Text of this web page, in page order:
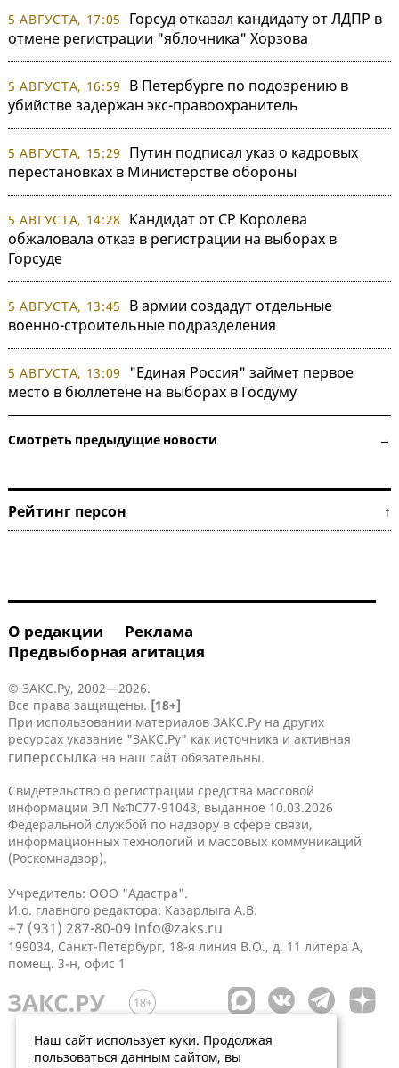
5 АВГУСТА, 17:05
Горсуд отказал кандидату от ЛДПР в
отмене регистрации "яблочника" Хорзова
5 АВГУСТА, 16:59
В Петербурге по подозрению в
убийстве задержан экс-правоохранитель
5 АВГУСТА, 15:29
Путин подписал указ о кадровых
перестановках в Министерстве обороны
5 АВГУСТА, 14:28
Кандидат от СР Королева
обжаловала отказ в регистрации на выборах в
Горсуде
5 АВГУСТА, 13:45
В армии создадут отдельные
военно-строительные подразделения
5 АВГУСТА, 13:09
"Единая Россия" займет первое
место в бюллетене на выборах в Госдуму
Смотреть предыдущие новости →
Рейтинг персон ↑
О редакции
Реклама
Предвыборная агитация
© ЗАКС.Ру, 2002—2026.
Все права защищены. [18+]
При использовании материалов ЗАКС.Ру на других
ресурсах указание "ЗАКС.Ру" как источника и активная
гиперссылка на наш сайт обязательны.
Свидетельство о регистрации средства массовой
информации ЭЛ №ФС77-91043, выданное 10.03.2026
Федеральной службой по надзору в сфере связи,
информационных технологий и массовых коммуникаций
(Роскомнадзор).
Учредитель: ООО "Адастра".
И.о. главного редактора: Казарлыга А.В.
+7 (931) 287-80-09 info@zaks.ru
199034, Санкт-Петербург, 18-я линия В.О., д. 11 литера А,
помещ. 3-н, офис 1
Наш сайт использует куки. Продолжая
пользоваться данным сайтом, вы